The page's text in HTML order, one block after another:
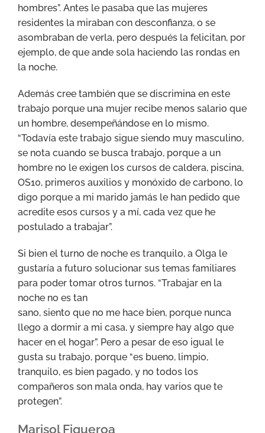
hombres”. Antes le pasaba que las mujeres
residentes la miraban con desconfianza, o se
asombraban de verla, pero después la felicitan, por
ejemplo, de que ande sola haciendo las rondas en
la noche.
Además cree también que se discrimina en este
trabajo porque una mujer recibe menos salario que
un hombre, desempeñándose en lo mismo.
“Todavía este trabajo sigue siendo muy masculino,
se nota cuando se busca trabajo, porque a un
hombre no le exigen los cursos de caldera, piscina,
OS10, primeros auxilios y monóxido de carbono, lo
digo porque a mi marido jamás le han pedido que
acredite esos cursos y a mí, cada vez que he
postulado a trabajar”.
Si bien el turno de noche es tranquilo, a Olga le
gustaría a futuro solucionar sus temas familiares
para poder tomar otros turnos. “Trabajar en la
noche no es tan
sano, siento que no me hace bien, porque nunca
llego a dormir a mi casa, y siempre hay algo que
hacer en el hogar”. Pero a pesar de eso igual le
gusta su trabajo, porque “es bueno, limpio,
tranquilo, es bien pagado, y no todos los
compañeros son mala onda, hay varios que te
protegen”.
Marisol Figueroa